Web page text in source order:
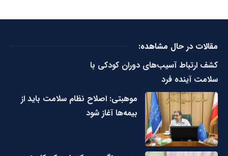
مقالات در حال مشاهده:
کشف ارتباط آسیب‌های دوران کودکی با
سلامت آینده فرد
موهبتی: اصلاح نظام سلامت باید از
بیمه‌ها آغاز شود